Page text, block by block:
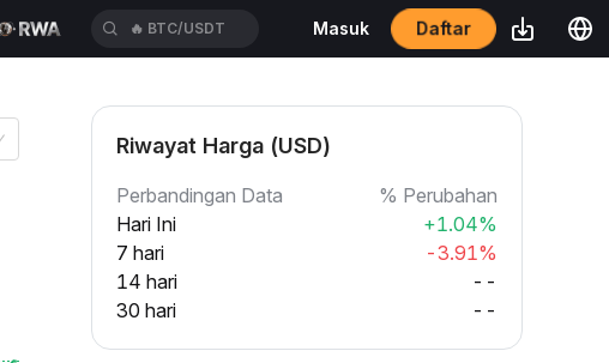
🔥 BTC/USDT
🔥 ETH/USDT
Masuk Daftar
Riwayat Harga (USD)
Perbandingan Data
% Perubahan
Hari Ini
+1.04%
7 hari
-3.91%
14 hari
--
30 hari
--